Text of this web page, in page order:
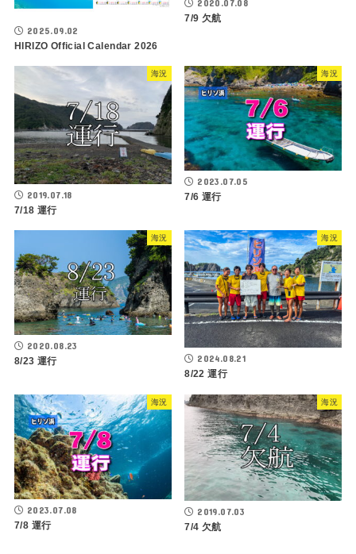
2025.09.02
HIRIZO Official Calendar 2026
2020.07.08
7/9 欠航
海況
2019.07.18
7/18 運行
海況
2023.07.05
7/6 運行
海況
2020.08.23
8/23 運行
海況
2024.08.21
8/22 運行
海況
2023.07.08
7/8 運行
海況
2019.07.03
7/4 欠航